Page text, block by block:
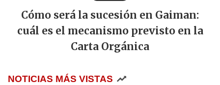
Cómo será la sucesión en Gaiman:
cuál es el mecanismo previsto en la
Carta Orgánica
NOTICIAS MÁS VISTAS